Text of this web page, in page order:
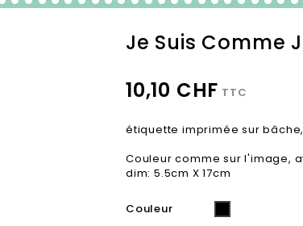
Je Suis Comme
10,10 CHF TTC
étiquette imprimée sur
Couleur comme sur l'image,
dim: 5.5cm X 17cm
Couleur